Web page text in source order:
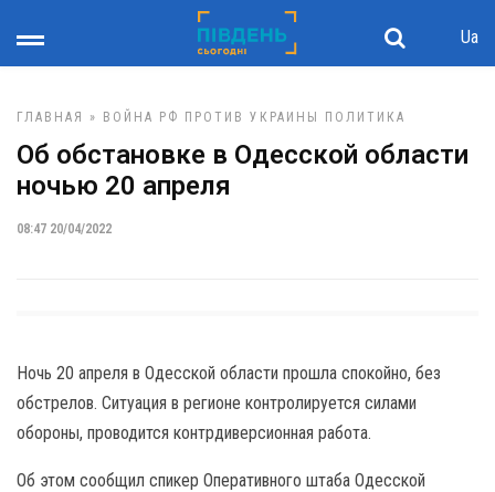
Ua
ГЛАВНАЯ » ВОЙНА РФ ПРОТИВ УКРАИНЫ ПОЛИТИКА
Об обстановке в Одесской области
ночью 20 апреля
08:47 20/04/2022
Ночь 20 апреля в Одесской области прошла спокойно, без
обстрелов. Ситуация в регионе контролируется силами
обороны, проводится контрдиверсионная работа.
Об этом сообщил спикер Оперативного штаба Одесской